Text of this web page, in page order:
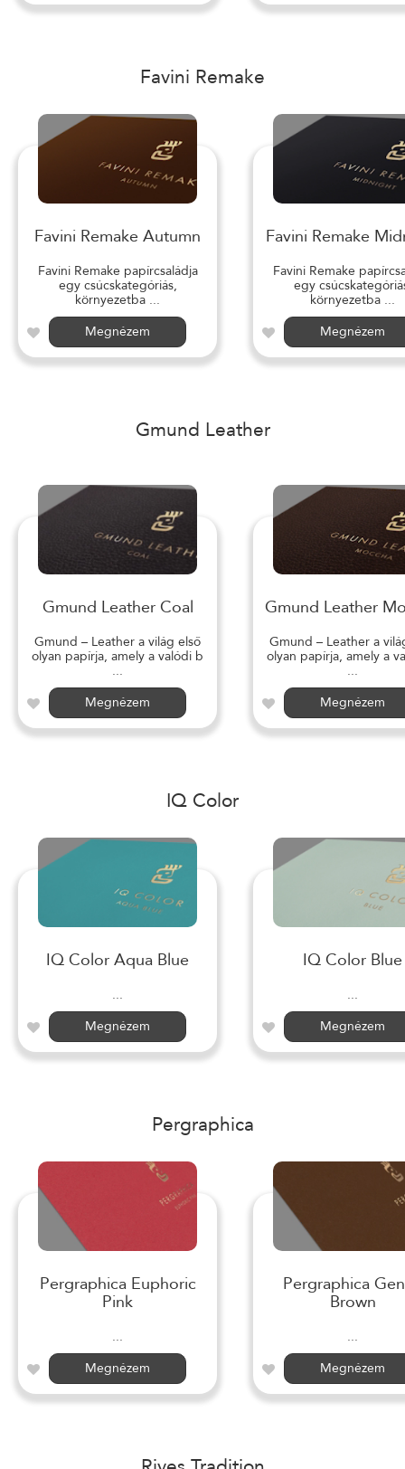
Favini Remake
Favini Remake Autumn
Favini Remake papírcsaládja
egy csúcskategóriás,
környezetba ...
Megnézem
Favini Remake
Favini Remake
egy
környezetba ...
Megnézem
Gmund Leather
Gmund Leather Coal
Gmund – Leather a világ első
olyan papírja, amely a valódi b
...
Megnézem
Gmund Leather
Gmund – Leather a
olyan papírja, amely a
...
Megnézem
IQ Color
IQ Color Aqua Blue
...
Megnézem
IQ Color Blue
...
Megnézem
Pergraphica
Pergraphica Euphoric
Pink
...
Megnézem
Pergraphica
Brown
...
Megnézem